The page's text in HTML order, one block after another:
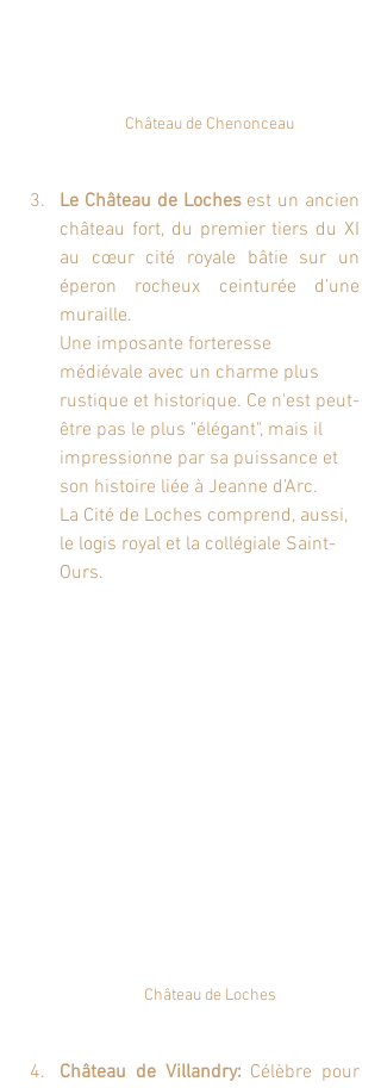
Château de Chenonceau
Le Château de Loches
château fort, du premier tiers du XI
au cœur cité royale bâtie sur un
éperon rocheux ceinturée d'une
muraille.
Une imposante forteresse
médiévale avec un charme plus
rustique et historique. Ce n'est peut-
être pas le plus "élégant", mais il
impressionne par sa puissance et
son histoire liée à Jeanne d’Arc.
La Cité de Loches comprend, aussi,
le logis royal et la collégiale Saint-
Ours.
Château de Loches
Château de Villandry: Célèbre pour